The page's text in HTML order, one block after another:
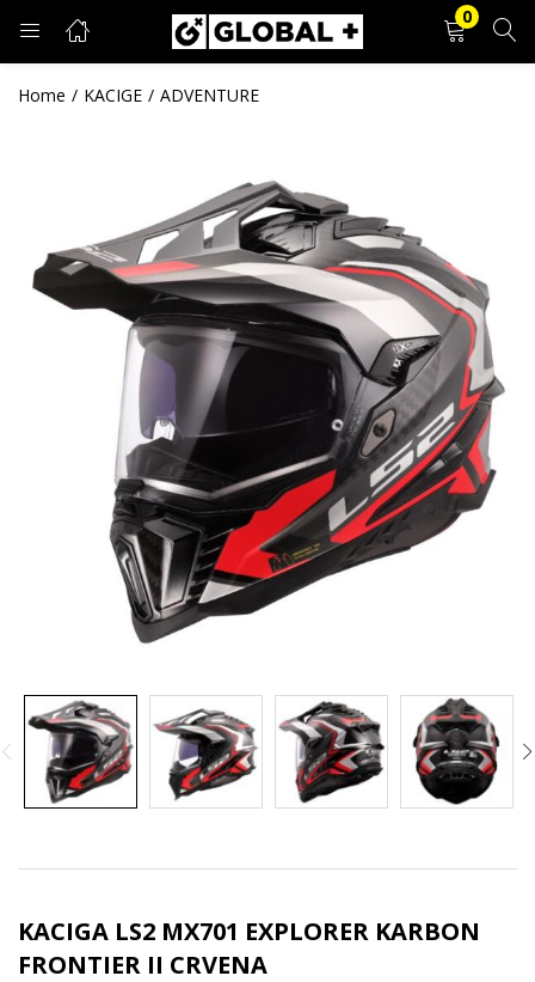
0
PRIJAVA REGISTRACIJA
Unesite svoje korisničko ime i lozinku.
Zapamti me
Zaboravljena lozinka?
Home KACIGE ADVENTURE
KACIGA LS2 MX701 EXPLORER KARBON
FRONTIER II CRVENA